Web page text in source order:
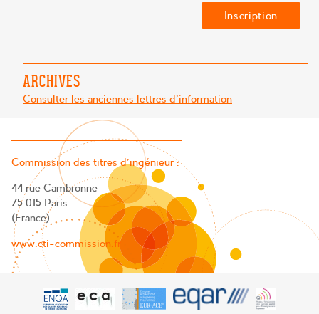
ARCHIVES
Consulter les anciennes lettres d'information
Commission des titres d’ingénieur :
44 rue Cambronne
75 015 Paris
(France)
www.cti-commission.fr